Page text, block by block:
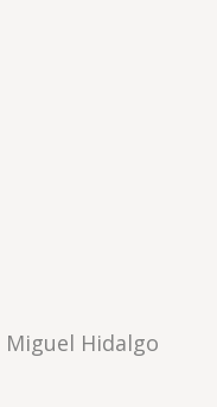
Miguel Hidalgo